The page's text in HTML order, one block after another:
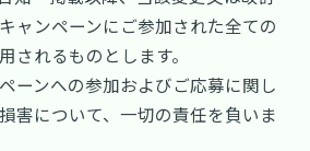
ャンペーンにご参加された全ての
されるものとします。
ーンへの参加およびご応募に関し
害について、一切の責任を負いま